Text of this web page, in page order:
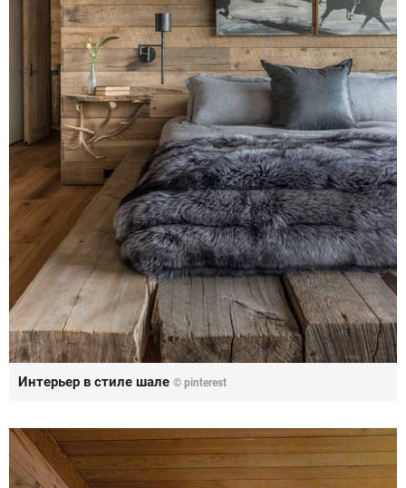
Интерьер в стиле шале © pinterest